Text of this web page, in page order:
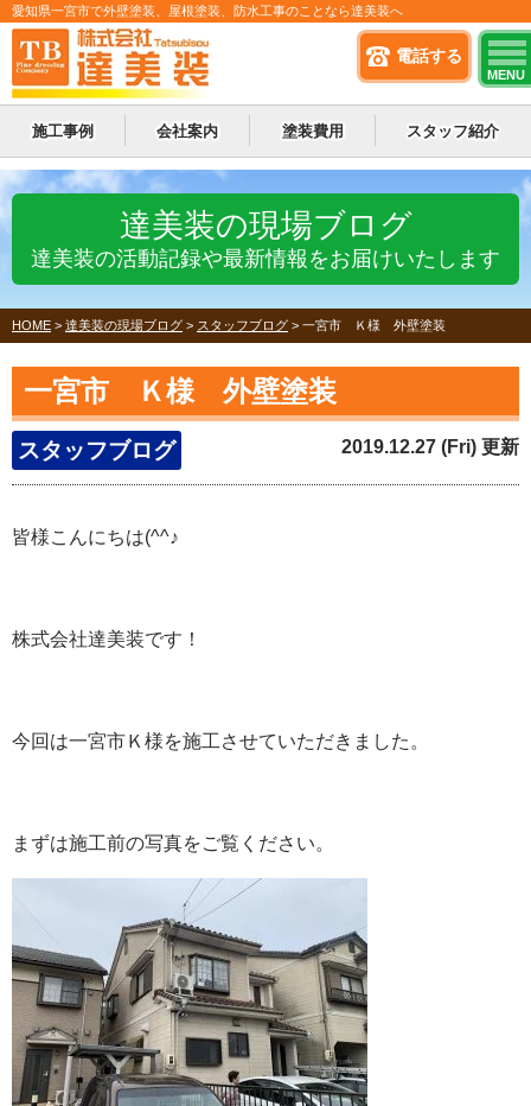
電話する
MENU
愛知県一宮市で外壁塗装、屋根塗装、防水工事のことなら達美装へ
施工事例 会社案内 塗装費用 スタッフ紹介
達美装の現場ブログ
達美装の活動記録や最新情報をお届けいたします
HOME > 達美装の現場ブログ > スタッフブログ > 一宮市 Ｋ様 外壁塗装
一宮市 Ｋ様 外壁塗装
スタッフブログ 2019.12.27 (Fri) 更新
皆様こんにちは(^^♪
株式会社達美装です！
今回は一宮市Ｋ様を施工させていただきました。
まずは施工前の写真をご覧ください。